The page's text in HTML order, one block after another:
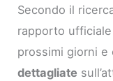
Secondo il
rapporto
prossimi giorni e
dettagliate